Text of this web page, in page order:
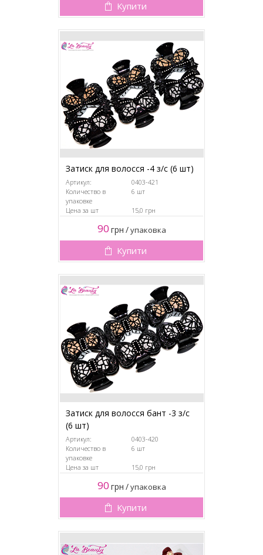
Купити
Затиск для волосся -4 з/с (6 шт)
Артикул:
0403-421
Количество в
упаковке
6 шт
Цена за шт 15,0 грн
90 грн /упаковка
Купити
Затиск для волосся бант -3 з/с
(6 шт)
Артикул:
0403-420
Количество в
упаковке
6 шт
Цена за шт 15,0 грн
90 грн /упаковка
Купити